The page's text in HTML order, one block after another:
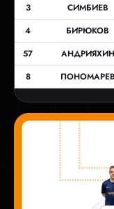
3
СИМБИЕВ
4
БИРЮКОВ
57
АНДРИЯХИН
8
ПОНОМАРЕВ